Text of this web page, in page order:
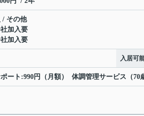
/ その他
加入要
加入要
入居可
ート:990円（月額） 体調管理サービス（70